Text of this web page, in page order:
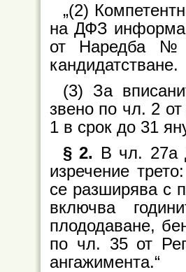
„(2)
на ДФЗ
от Наредба №
кандидатстване.
(3) За
звено по чл. 2
1 в срок до 31
§ 2. В чл. 27а
изречение
се разширява с
включва
плододаване,
по чл. 35 от
ангажимента.“